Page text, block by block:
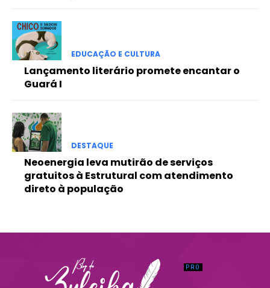
Praesent euismod ac
Ut mollis pellentesque tortor
Nullam eu erat condimentum
Donec quis est ac felis
Orci varius natoque dolor
EDUCAÇÃO E CULTURA
Lançamento literário promete encantar o
Guará I
DESTAQUE
Neoenergia leva mutirão de serviços
gratuitos à Estrutural com atendimento
direto à população